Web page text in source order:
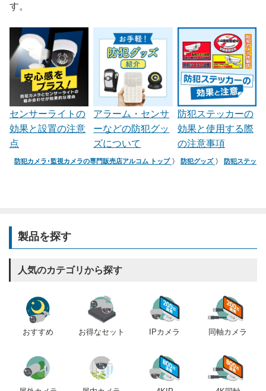
す。
センサーライトの
効果と設置の注意
点
アラーム・センサ
ーなどの防犯グッ
ズについて
防犯ステッカーの
効果と使用する際
の注意事項
防犯カメラ･監視カメラの専門販売店アルコム トップ 防犯グッズ 防犯ステッカ
製品を探す
人気のカテゴリから探す
おすすめ お得なセット IPカメラ 同軸カメラ